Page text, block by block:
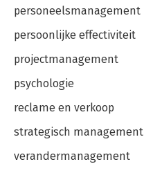
personeelsmanagement
persoonlijke effectiviteit
projectmanagement
psychologie
reclame en verkoop
strategisch management
verandermanagement